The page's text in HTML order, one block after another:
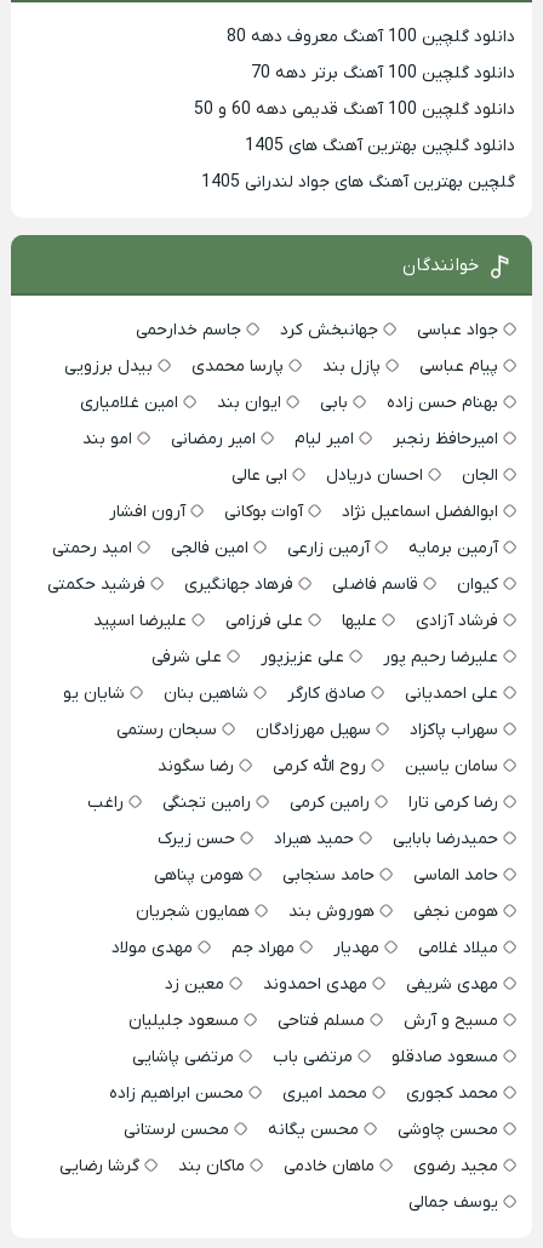
دانلود گلچین 100 آهنگ معروف دهه 80
دانلود گلچین 100 آهنگ برتر دهه 70
دانلود گلچین 100 آهنگ قدیمی دهه 60 و 50
دانلود گلچین بهترین آهنگ های 1405
گلچین بهترین آهنگ های جواد لندرانی 1405
خوانندگان
جواد عباسی جهانبخش کرد
جاسم خدارحمی
پیام عباسی
پازل بند پارسا محمدی
بیدل برزویی
بهنام حسن زاده
بابی ایوان بند
امین غلامیاری
امیرحافظ رنجبر
امیر لیام امیر رمضانی
امو بند
الجان
احسان دریادل
ابی عالی
ابوالفضل اسماعیل نژاد
آوات بوکانی
آرون افشار
آرمین برمایه
آرمین زارعی امین فالجی
امید رحمتی
کیوان
قاسم فاضلی فرهاد جهانگیری
فرشید حکمتی
فرشاد آزادی
علیها علی فرزامی
علیرضا اسپید
علیرضا رحیم پور
علی عزیزپور
علی شرفی
علی احمدیانی
صادق کارگر شاهین بنان
شایان یو
سهراب پاکزاد
سهیل مهرزادگان
سبحان رستمی
سامان یاسین
روح الله کرمی
رضا سگوند
رضا کرمی تارا
رامین کرمی رامین تجنگی
راغب
حمیدرضا بابایی
حمید هیراد
حسن زیرک
حامد الماسی
حامد سنجابی
هومن پناهی
هومن نجفی
هوروش بند
همایون شجریان
میلاد غلامی
مهدیار مهراد جم
مهدی مولاد
مهدی شریفی
مهدی احمدوند
معین زد
مسیح و آرش
مسلم فتاحی
مسعود جلیلیان
مسعود صادقلو
مرتضی باب
مرتضی پاشایی
محمد کجوری
محمد امیری
محسن ابراهیم زاده
محسن چاوشی
محسن یگانه
محسن لرستانی
مجید رضوی
ماهان خادمی ماکان بند
گرشا رضایی
یوسف جمالی